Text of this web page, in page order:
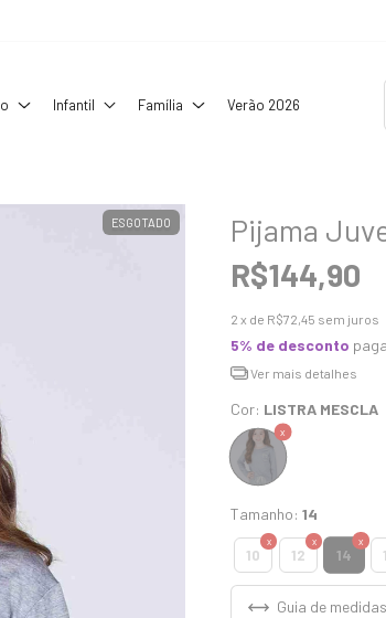
Infantil Família Verão 2026
ESGOTADO Pijama
R$144,90
2 x de R$72,45 sem juros
5% de desconto
Ver mais detalhes
Cor: LISTRA MESCLA
Tamanho: 14
10 12 14
Guia de medidas